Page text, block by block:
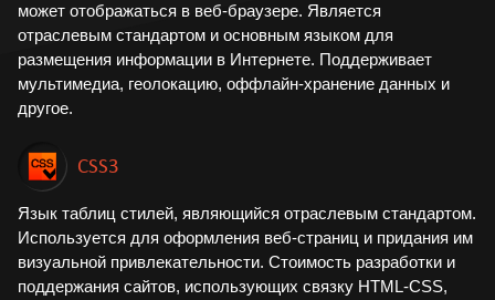
может отображаться в веб-браузере. Является
отраслевым стандартом и основным языком для
размещения информации в Интернете. Поддерживает
мультимедиа, геолокацию, оффлайн-хранение данных и
другое.
CSS3
Язык таблиц стилей, являющийся отраслевым стандартом.
Используется для оформления веб-страниц и придания им
визуальной привлекательности. Стоимость разработки и
поддержания сайтов, использующих связку HTML-CSS,